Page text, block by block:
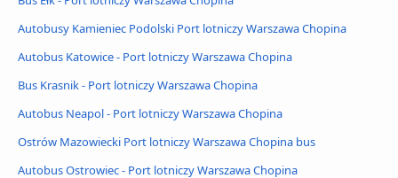
Autobusy Kamieniec Podolski Port lotniczy Warszawa Chopina
Autobus Katowice - Port lotniczy Warszawa Chopina
Bus Krasnik - Port lotniczy Warszawa Chopina
Autobus Neapol - Port lotniczy Warszawa Chopina
Ostrów Mazowiecki Port lotniczy Warszawa Chopina bus
Autobus Ostrowiec - Port lotniczy Warszawa Chopina